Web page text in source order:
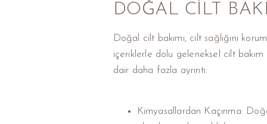
DOĞAL CILT
Doğal cilt bakımı, cilt sağlığını
içeriklerle dolu geleneksel cilt
dair daha fazla ayrıntı:
Kimyasallardan Kaçınma: